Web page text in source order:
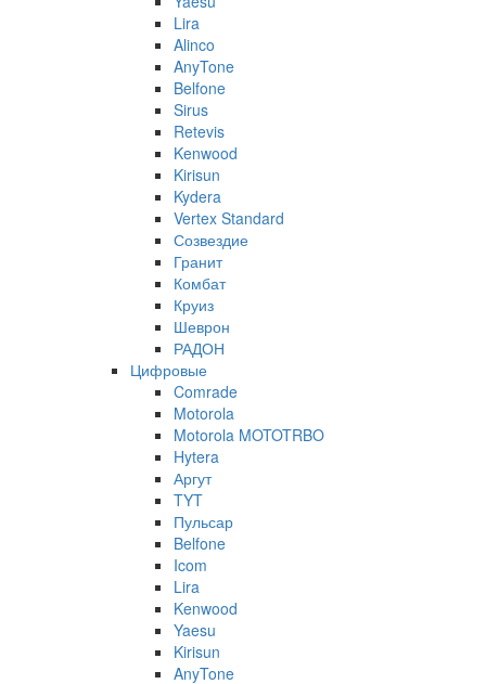
Lira
Alinco
AnyTone
Belfone
Sirus
Retevis
Kenwood
Kirisun
Kydera
Vertex Standard
Созвездие
Гранит
Комбат
Круиз
Шеврон
РАДОН
Цифровые
Comrade
Motorola
Motorola MOTOTRBO
Hytera
Аргут
TYT
Пульсар
Belfone
Icom
Lira
Kenwood
Yaesu
Kirisun
AnyTone